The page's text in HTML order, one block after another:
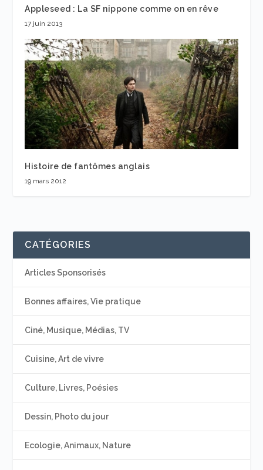
Appleseed : La SF nippone comme on en rêve
17 juin 2013
Histoire de fantômes anglais
19 mars 2012
CATÉGORIES
Articles Sponsorisés
Bonnes affaires, Vie pratique
Ciné, Musique, Médias, TV
Cuisine, Art de vivre
Culture, Livres, Poésies
Dessin, Photo du jour
Ecologie, Animaux, Nature